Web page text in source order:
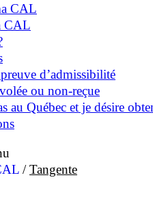
CAL
CAL
d’admissibilité
ou non-reçue
au Québec et je désire
/Tangente